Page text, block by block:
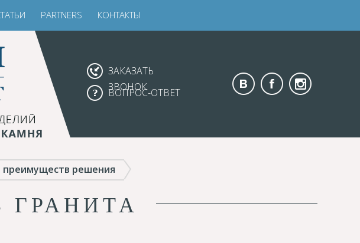
PARTNERS КОНТАКТЫ
ЗАКАЗАТЬ
ЗВОНОК
ВОПРОС-ОТВЕТ
преимуществ решения